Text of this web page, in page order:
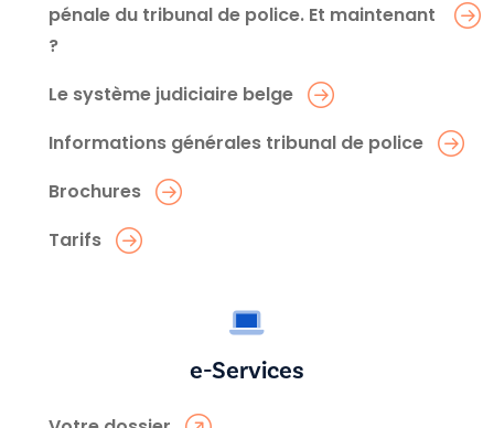
pénale du tribunal de police. Et maintenant
?
Le système judiciaire belge
Informations générales tribunal de police
Brochures
Tarifs
e-Services